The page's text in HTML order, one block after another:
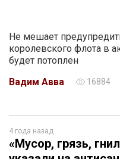
Не мешает
королевского флота в
будет потоплен
Вадим Авва
16884
4 года назад
«Мусор, грязь,